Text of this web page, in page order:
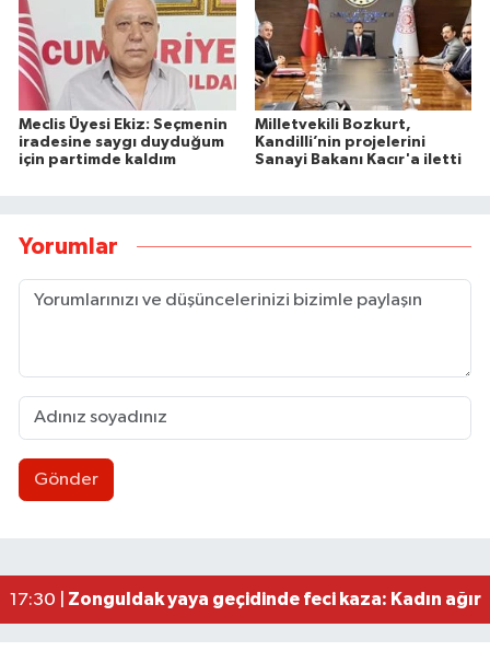
Meclis Üyesi Ekiz: Seçmenin
iradesine saygı duyduğum
için partimde kaldım
Milletvekili Bozkurt,
Kandilli’nin projelerini
Sanayi Bakanı Kacır'a iletti
Yorumlar
Gönder
21:53 |Zonguldakspor eski Başkanı Rıza Kerim
17:30 | Zonguldak yaya geçidinde feci kaza: Kadın ağır